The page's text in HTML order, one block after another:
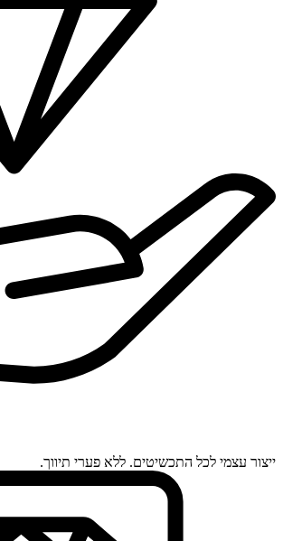
ייצור עצמי לכל התכשיטים. ללא פערי תיווך.